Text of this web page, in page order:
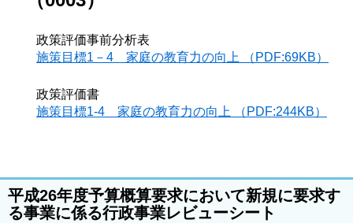
政策評価事前分析表
施策目標1－4 家庭の教育力の向上 （PDF:69KB）
政策評価書
施策目標1-4 家庭の教育力の向上 （PDF:244KB）
平成26年度予算概算要求において新規に要求す
る事業に係る行政事業レビューシート